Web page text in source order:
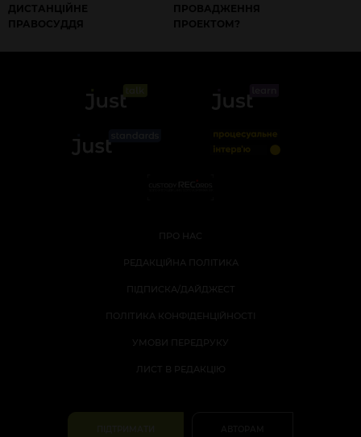
ДИСТАНЦІЙНЕ
ПРАВОСУДДЯ
ПРОВАДЖЕННЯ
ПРОЕКТОМ?
ПРО НАС
РЕДАКЦІЙНА ПОЛІТИКА
ПІДПИСКА/ДАЙДЖЕСТ
ПОЛІТИКА КОНФІДЕНЦІЙНОСТІ
УМОВИ ПЕРЕДРУКУ
ЛИСТ В РЕДАКЦІЮ